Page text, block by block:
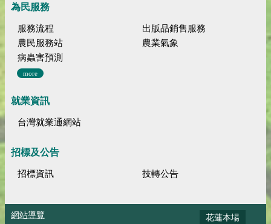
為民服務
服務流程
出版品銷售服務
農民服務站
農業氣象
病蟲害預測
more
就業資訊
台灣就業通網站
招標及公告
招標資訊 技轉公告
網站導覽
花蓮本場